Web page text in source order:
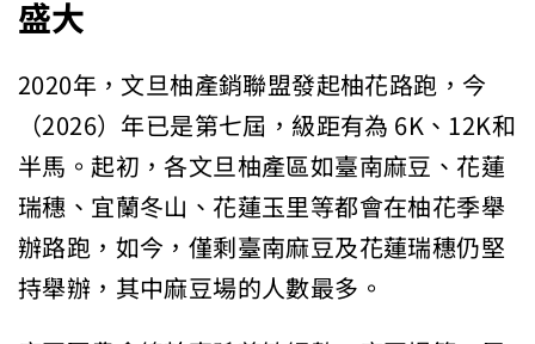
盛大
2020年，文旦柚產銷聯盟發起柚花路跑，今
（2026）年已是第七屆，級距有為 6K、12K和
半馬。起初，各文旦柚產區如臺南麻豆、花蓮
瑞穗、宜蘭冬山、花蓮玉里等都會在柚花季舉
辦路跑，如今，僅剩臺南麻豆及花蓮瑞穗仍堅
持舉辦，其中麻豆場的人數最多。